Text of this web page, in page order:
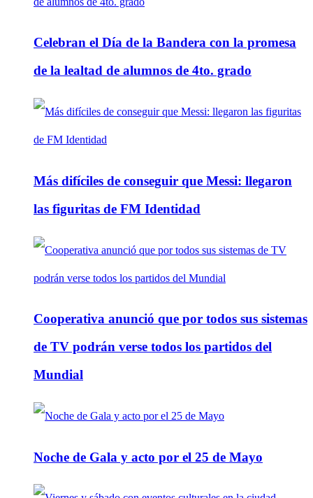
Celebran el Día de la Bandera con la promesa
de la lealtad de alumnos de 4to. grado
Más difíciles de conseguir que Messi: llegaron
las figuritas de FM Identidad
Cooperativa anunció que por todos sus sistemas
de TV podrán verse todos los partidos del
Mundial
Noche de Gala y acto por el 25 de Mayo